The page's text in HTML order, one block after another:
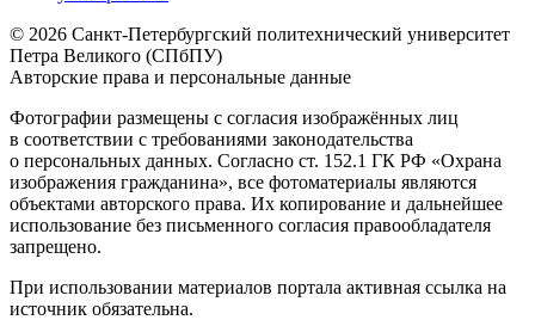
© 2026 Санкт-Петербургский политехнический университет
Петра Великого (СПбПУ)
Авторские права и персональные данные
Фотографии размещены с согласия изображённых лиц
в соответствии с требованиями законодательства
о персональных данных. Согласно ст. 152.1 ГК РФ «Охрана
изображения гражданина», все фотоматериалы являются
объектами авторского права. Их копирование и дальнейшее
использование без письменного согласия правообладателя
запрещено.
При использовании материалов портала активная ссылка на
источник обязательна.